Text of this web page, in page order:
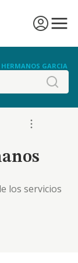
GARCIA
los servicios